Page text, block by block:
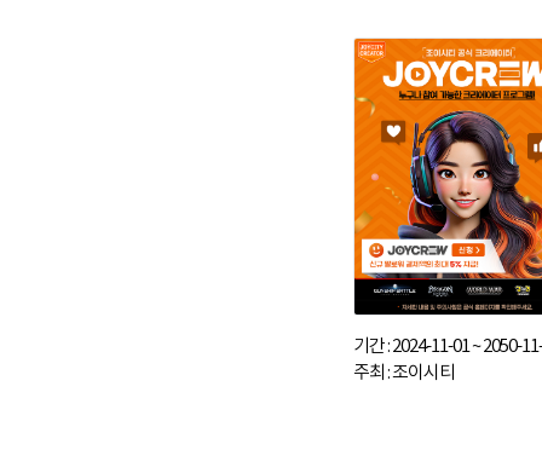
기간 : 2024-11-01 ~ 2050-
주최 : 조이시티